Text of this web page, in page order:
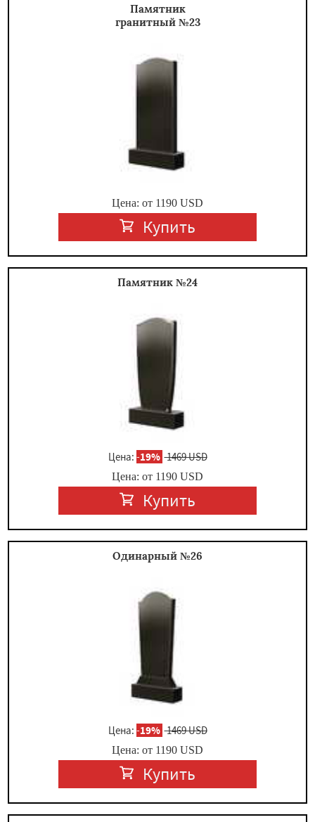
Памятник
гранитный №23
Цена: от 1190 USD
Купить
Памятник №24
Цена: -19% 1469 USD
Цена: от 1190 USD
Купить
Одинарный №26
Цена: -19% 1469 USD
Цена: от 1190 USD
Купить